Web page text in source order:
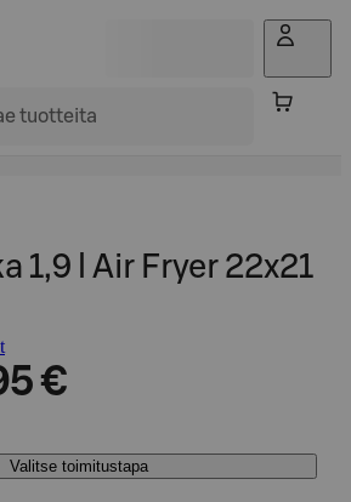
1,9 l Air Fryer 22x21
€
Valitse toimitustapa